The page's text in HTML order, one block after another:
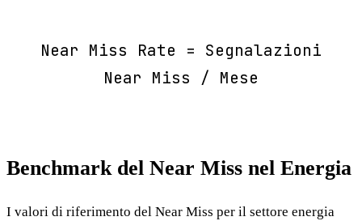
Near Miss Rate = Segnalazioni
Near Miss / Mese
Benchmark del Near Miss nel Energia
I valori di riferimento del Near Miss per il settore energia